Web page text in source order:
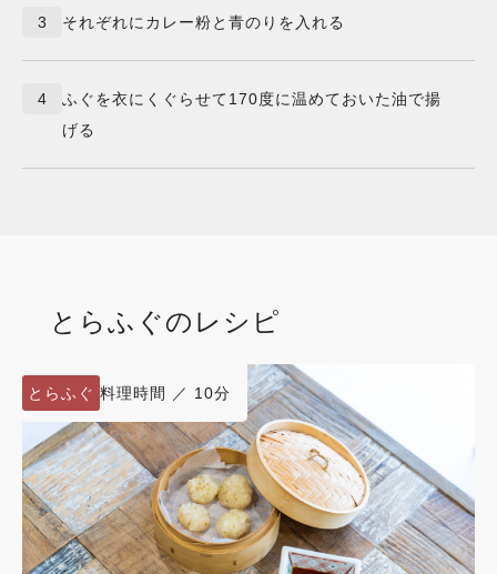
3 それぞれにカレー粉と青のりを入れる
4
ふぐを衣にくぐらせて170度に温めておいた油で揚
げる
とらふぐのレシピ
とらふぐ 料理時間 ／ 10分